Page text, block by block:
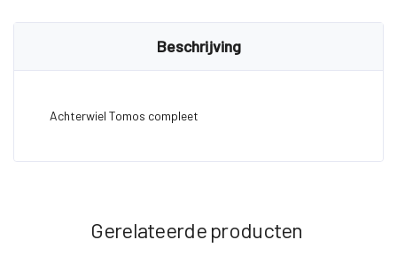
Beschrijving
Achterwiel Tomos compleet
Gerelateerde producten